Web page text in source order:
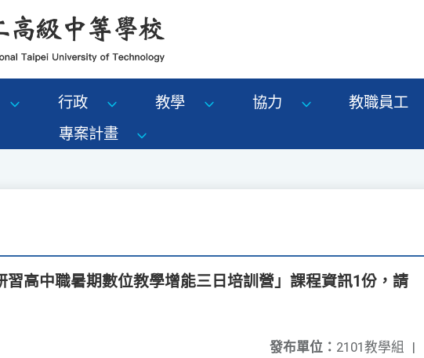
行政 教學 協力 教職員工
專案計畫
高中職暑期數位教學增能三日培訓營」課程資訊1份，請
發布單位： 2101教學組 |